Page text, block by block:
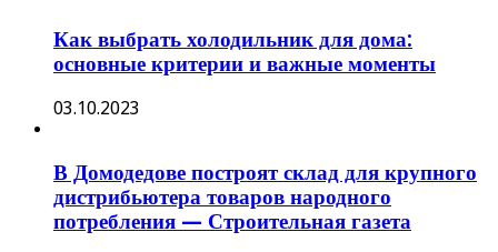
Как выбрать холодильник для дома:
основные критерии и важные моменты
03.10.2023
В Домодедове построят склад для крупного
дистрибьютера товаров народного
потребления — Строительная газета